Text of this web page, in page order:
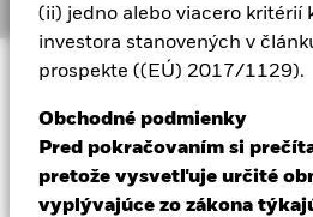
(ii) jedno alebo viacero kritérií
investora stanovených v
prospekte ((EÚ) 2017/1129).
Obchodné podmienky
Pred pokračovaním si
pretože vysvetľuje určité
vyplývajúce zo zákona
Overview
INVESTIČNÝ CIEĽ
Fond sa snaží sledovať výkonnosť
dlhopisov v miestnej mene
krajín.